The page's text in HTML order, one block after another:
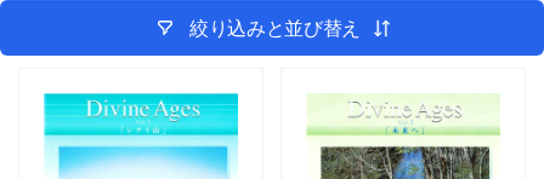
絞り込みと並び替え